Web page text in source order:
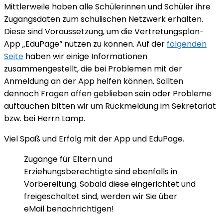
Mittlerweile haben alle Schülerinnen und Schüler ihre
Zugangsdaten zum schulischen Netzwerk erhalten.
Diese sind Voraussetzung, um die Vertretungsplan-
App „EduPage“ nutzen zu können. Auf der folgenden
Seite haben wir einige Informationen
zusammengestellt, die bei Problemen mit der
Anmeldung an der App helfen können. Sollten
dennoch Fragen offen geblieben sein oder Probleme
auftauchen bitten wir um Rückmeldung im Sekretariat
bzw. bei Herrn Lamp.
Viel Spaß und Erfolg mit der App und EduPage.
Zugänge für Eltern und
Erziehungsberechtigte sind ebenfalls in
Vorbereitung. Sobald diese eingerichtet und
freigeschaltet sind, werden wir Sie über
eMail benachrichtigen!